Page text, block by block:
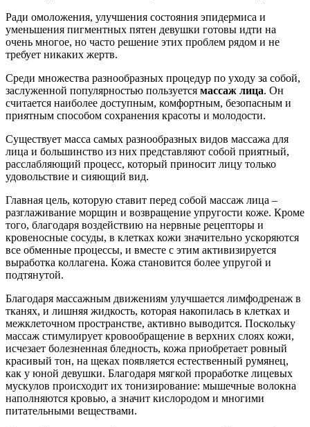
Ради омоложения, улучшения состояния эпидермиса и
уменьшения пигментных пятен девушки готовы идти на
очень многое, но часто решение этих проблем рядом и не
требует никаких жертв.
Среди множества разнообразных процедур по уходу за собой,
заслуженной популярностью пользуется массаж лица. Он
считается наиболее доступным, комфортным, безопасным и
приятным способом сохранения красоты и молодости.
Существует масса самых разнообразных видов массажа для
лица и большинство из них представляют собой приятный,
расслабляющий процесс, который приносит лицу только
удовольствие и сияющий вид.
Главная цель, которую ставит перед собой массаж лица –
разглаживание морщин и возвращение упругости коже. Кроме
того, благодаря воздействию на нервные рецепторы и
кровеносные сосуды, в клетках кожи значительно ускоряются
все обменные процессы, и вместе с этим активизируется
выработка коллагена. Кожа становится более упругой и
подтянутой.
Благодаря массажным движениям улучшается лимфодренаж в
тканях, и лишняя жидкость, которая накопилась в клетках и
межклеточном пространстве, активно выводится. Поскольку
массаж стимулирует кровообращение в верхних слоях кожи,
исчезает болезненная бледность, кожа приобретает ровный
красивый тон, на щеках появляется естественный румянец,
как у юной девушки. Благодаря мягкой проработке лицевых
мускулов происходит их тонизирование: мышечные волокна
наполняются кровью, а значит кислородом и многими
питательными веществами.